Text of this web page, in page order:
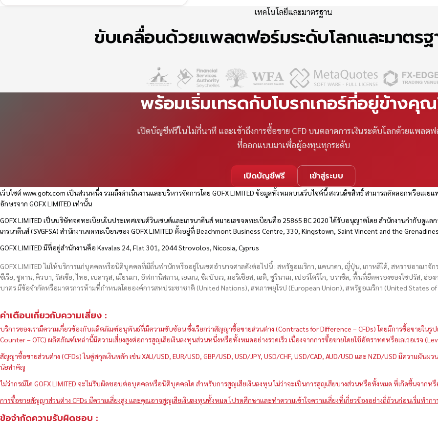
เทคโนโลยีและมาตรฐาน
ขับเคลื่อนด้วยแพลตฟอร์มระดับโลกและมาตรฐ
พร้อมเริ่มเทรดกับโบรกเกอร์ที่อยู่ข้างคุ
เปิดบัญชีฟรีในไม่กี่นาที และเข้าถึงการซื้อขาย CFD บนตลาดการเงินระดับโลกด้วยแพลตฟ
ที่ออกแบบมาเพื่อผู้ลงทุนทุกระดับ
เปิดบัญชีฟรี เข้าสู่ระบบ
เว็บไซต์www.gofx.com เป็นส่วนหนึ่ง รวมถึงดำเนินงานและบริหารจัดการโดย GOFX LIMITED ข้อมูลทั้งหมดบนเว็บไซต์นี้ สงวนลิขสิทธิ์ สามารถคัดลอกหรือเผ
อักษรจาก GOFX LIMITED เท่านั้น
GOFX LIMITED เป็นบริษัทจดทะเบียนในประเทศเซนต์วินเซนต์และเกรนาดีนส์ หมายเลขจดทะเบียนคือ 25865 BC 2020 ได้รับอนุญาตโดย สำนักงานกำกับดูแล
เกรนาดีนส์ (SVGFSA) สำนักงานจดทะเบียนของ GOFX LIMITED ตั้งอยู่ที่ Beachmont Business Centre, 330, Kingstown, Saint Vincent and the Grenadines
GOFX LIMITED มีที่อยู่สำนักงานคือ Kavalas 24, Flat 301, 2044 Strovolos, Nicosia, Cyprus
GOFX LIMITED ไม่ให้บริการแก่บุคคลหรือนิติบุคคลที่มีถิ่นพำนักหรืออยู่ในเขตอำนาจศาลดังต่อไปนี้ : สหรัฐอเมริกา, แคนาดา, ญี่ปุ่น, เกาหลีใต้, สหราชอาณาจั
ซีเรีย, ซูดาน, คิวบา, รัสเซีย, ไทย, เบลารุส, เมียนมา, อัฟกานิสถาน, เยเมน, ซิมบับเว, มอริเชียส, เฮติ, ซูรินาเม, เปอร์โตริโก, บราซิล, พื้นที่ยึดครองของไซปรัส, ฮ่อ
บาตร มีข้อจำกัดหรือมาตรการห้ามที่กำหนดโดยองค์การสหประชาชาติ (United Nations), สหภาพยุโรป (European Union), สหรัฐอเมริกา (United States
คำเตือนเกี่ยวกับความเสี่ยง :
บริการของเรามีความเกี่ยวข้องกับผลิตภัณฑ์อนุพันธ์ที่มีความซับซ้อน ซึ่งเรียกว่าสัญญาซื้อขายส่วนต่าง (Contracts for Difference – CFDs) โดยมีการซื้อขายใ
Counter – OTC) ผลิตภัณฑ์เหล่านี้มีความเสี่ยงสูงต่อการสูญเสียเงินลงทุนส่วนหนึ่งหรือทั้งหมดอย่างรวดเร็ว เนื่องจากการซื้อขายโดยใช้อัตราทดหรือเลเวอเรจ
สัญญาซื้อขายส่วนต่าง (CFDs) ในคู่สกุลเงินหลัก เช่น XAU/USD, EUR/USD, GBP/USD, USD/JPY, USD/CHF, USD/CAD, AUD/USD และ NZD/USD มีความผัน
นัยสำคัญ
ไม่ว่ากรณีใด GOFX LIMITED จะไม่รับผิดชอบต่อบุคคลหรือนิติบุคคลใด สำหรับการสูญเสียเงินลงทุน ไม่ว่าจะเป็นการสูญเสียบางส่วนหรือทั้งหมด ที่เกิดขึ้นจากหรื
การซื้อขายสัญญาส่วนต่าง CFDs มีความเสี่ยงสูง และคุณอาจสูญเสียเงินลงทุนทั้งหมด โปรดศึกษาและทำความเข้าใจความเสี่ยงที่เกี่ยวข้องอย่างถี่ถ้วนก่อนเริ่มทำกา
ข้อจำกัดความรับผิดชอบ :